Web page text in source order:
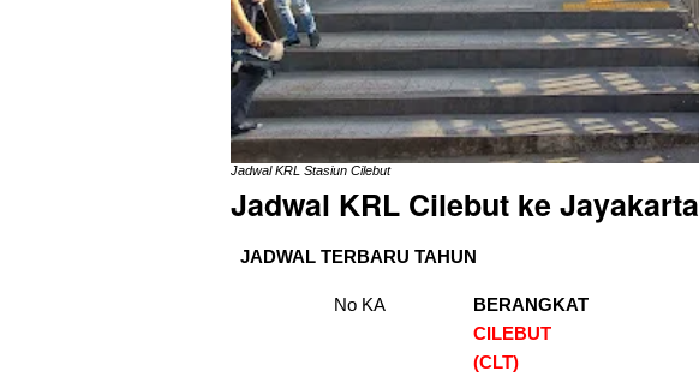
Jadwal KRL Stasiun Cilebut
Jadwal KRL Cilebut ke Jayakarta
JADWAL TERBARU TAHUN
No KA
BERANGKAT
CILEBUT
(CLT)